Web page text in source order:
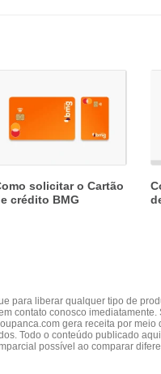
solicitar o Cartão
crédito BMG
para liberar qualquer tipo de
contato conosco imediatamente.
gera receita por meio
Todo o conteúdo publicado
possível ao comparar